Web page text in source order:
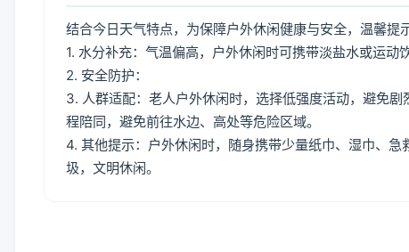
结合今日天气特点，为保障户外休闲健康与安全，温馨提
1. 水分补充：气温偏高，户外休闲时可携带淡盐水或运动
2. 安全防护：
3. 人群适配：老人户外休闲时，选择低强度活动，避免
程陪同，避免前往水边、高处等危险区域。
4. 其他提示：户外休闲时，随身携带少量纸巾、湿巾、
圾，文明休闲。